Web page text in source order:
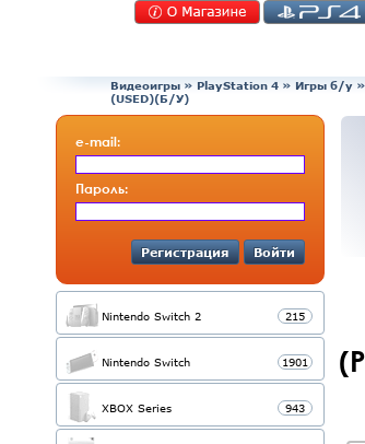
Видеоигры » PlayStation 4 » Игры б/у »
(USED)(Б/У)
e-mail:
Пароль:
Регистрация Войти
Nintendo Switch 2 215
Nintendo Switch 1901
XBOX Series 943